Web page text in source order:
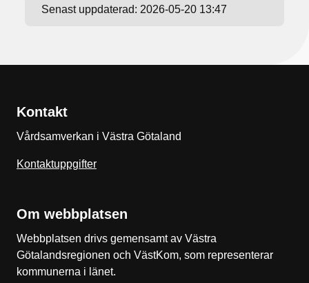
Senast uppdaterad: 2026-05-20 13:47
Kontakt
Vårdsamverkan i Västra Götaland
Kontaktuppgifter
Om webbplatsen
Webbplatsen drivs gemensamt av Västra
Götalandsregionen och VästKom, som representerar
kommunerna i länet.